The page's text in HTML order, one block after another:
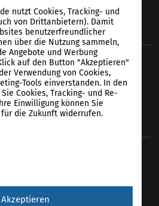
nutzt Cookies, Tracking- und
von Drittanbietern). Damit
benutzerfreundlicher
über die Nutzung sammeln,
Angebote und Werbung
auf den Button "Akzeptieren"
Verwendung von Cookies,
Tools einverstanden. In den
Cookies, Tracking- und Re-
Einwilligung können Sie
die Zukunft widerrufen.
Service-Gruppen, für die eine
Akzeptieren